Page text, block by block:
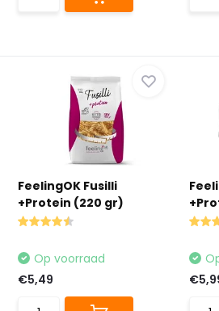
FeelingOK Fusilli
+Protein (220 gr)
Op voorraad
€5,49